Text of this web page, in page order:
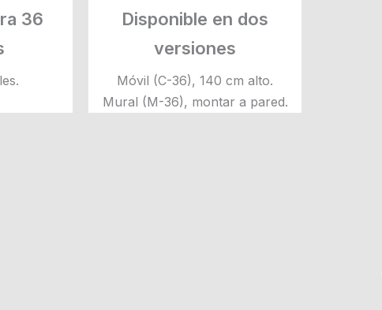
36
Disponible en dos
versiones
Móvil (C-36), 140 cm alto.
Mural (M-36), montar a pared.